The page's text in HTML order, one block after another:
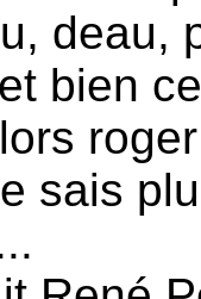
deau,
bien
sais